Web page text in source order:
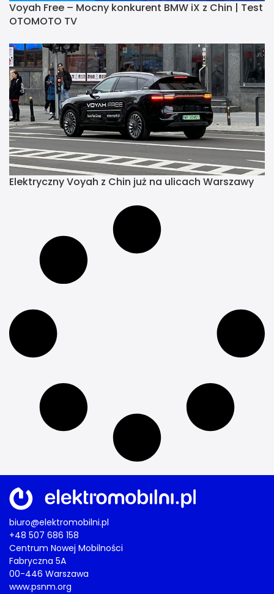
Voyah Free – Mocny konkurent BMW iX z Chin | Test
OTOMOTO TV
Elektryczny Voyah z Chin już na ulicach Warszawy
biuro@elektromobilni.pl
+48 507 686 158
Centrum Nowej Mobilności
Fabryczna 5A
00-446 Warszawa
www.psnm.org